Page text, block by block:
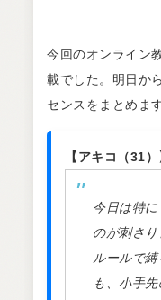
今回のオンライン
載でした。明日か
センスをまとめます
【アキコ（31）
今日は特
のが刺さ
ルールで
も、小手